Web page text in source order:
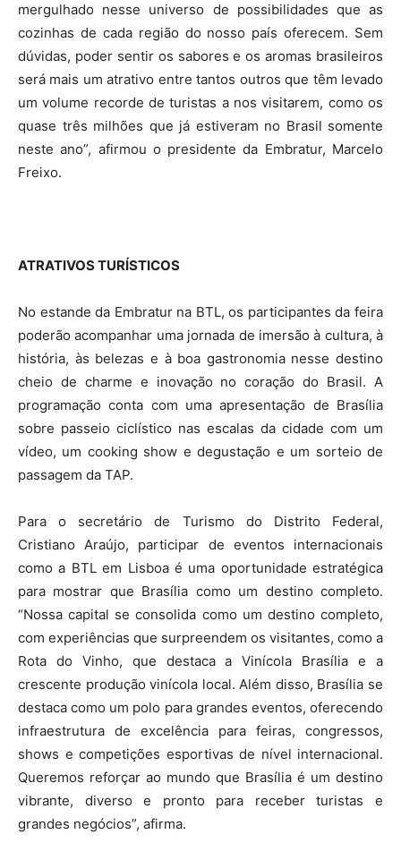
mergulhado nesse universo de possibilidades que as
cozinhas de cada região do nosso país oferecem. Sem
dúvidas, poder sentir os sabores e os aromas brasileiros
será mais um atrativo entre tantos outros que têm levado
um volume recorde de turistas a nos visitarem, como os
quase três milhões que já estiveram no Brasil somente
neste ano”, afirmou o presidente da Embratur, Marcelo
Freixo.
ATRATIVOS TURÍSTICOS
No estande da Embratur na BTL, os participantes da feira
poderão acompanhar uma jornada de imersão à cultura, à
história, às belezas e à boa gastronomia nesse destino
cheio de charme e inovação no coração do Brasil. A
programação conta com uma apresentação de Brasília
sobre passeio ciclístico nas escalas da cidade com um
vídeo, um cooking show e degustação e um sorteio de
passagem da TAP.
Para o secretário de Turismo do Distrito Federal,
Cristiano Araújo, participar de eventos internacionais
como a BTL em Lisboa é uma oportunidade estratégica
para mostrar que Brasília como um destino completo.
“Nossa capital se consolida como um destino completo,
com experiências que surpreendem os visitantes, como a
Rota do Vinho, que destaca a Vinícola Brasília e a
crescente produção vinícola local. Além disso, Brasília se
destaca como um polo para grandes eventos, oferecendo
infraestrutura de excelência para feiras, congressos,
shows e competições esportivas de nível internacional.
Queremos reforçar ao mundo que Brasília é um destino
vibrante, diverso e pronto para receber turistas e
grandes negócios”, afirma.